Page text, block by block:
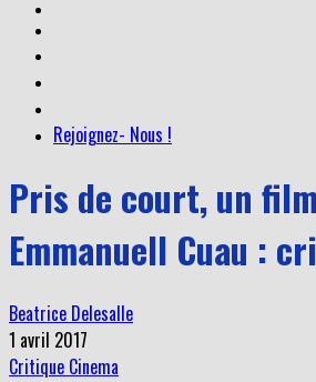
Rejoignez- Nous !
Pris de court, un
Emmanuell Cuau :
Beatrice Delesalle
1 avril 2017
Critique Cinema